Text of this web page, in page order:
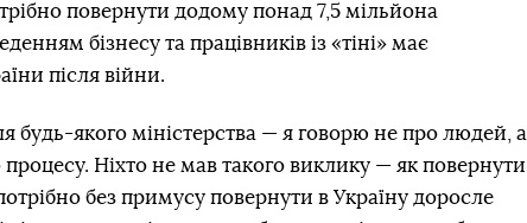
повернути додому понад 7,5 мільйона
бізнесу та працівників із «тіні» має
після війни.
будь-якого міністерства — я говорю не про людей, а
процесу. Ніхто не мав такого виклику — як повернути
без примусу повернути в Україну доросле